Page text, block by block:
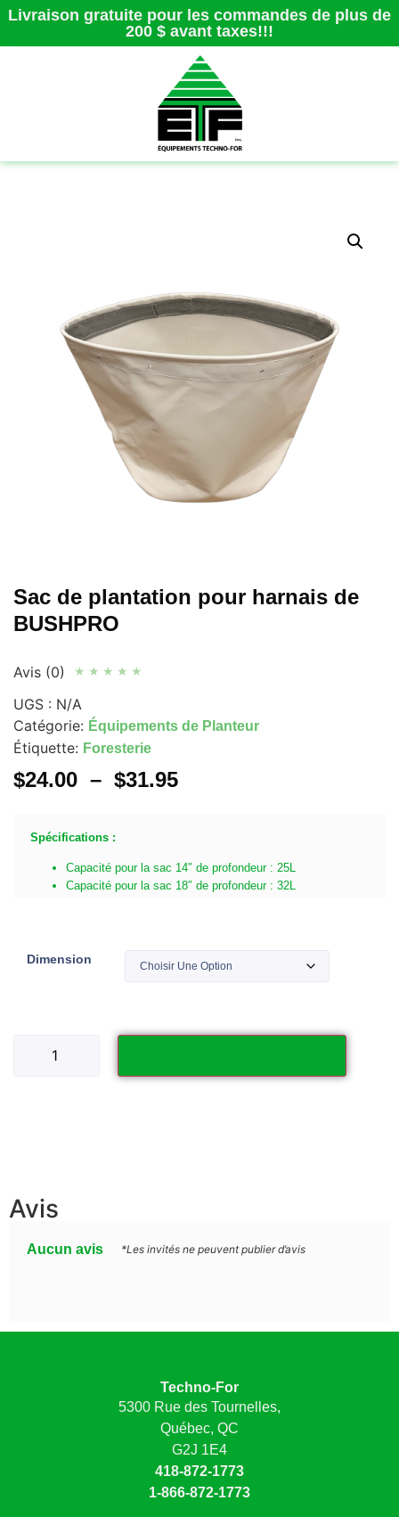
Livraison gratuite pour les commandes de plus de
200 $ avant taxes!!!
Sac de plantation pour harnais de
BUSHPRO
Avis (0) ★ ★ ★ ★ ★
UGS : N/A
Catégorie: Équipements de Planteur
Étiquette: Foresterie
$24.00 – $31.95
Spécifications :
Capacité pour la sac 14″ de profondeur : 25L
Capacité pour la sac 18″ de profondeur : 32L
Dimension
Avis
Aucun avis *Les invités ne peuvent publier d’avis
Techno-For
5300 Rue des Tournelles,
Québec, QC
G2J 1E4
418-872-1773
1-866-872-1773